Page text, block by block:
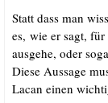
Statt dass man
es, wie er sagt,
aus­ge­he, oder
Die­se Aus­sa­ge
Lacan einen